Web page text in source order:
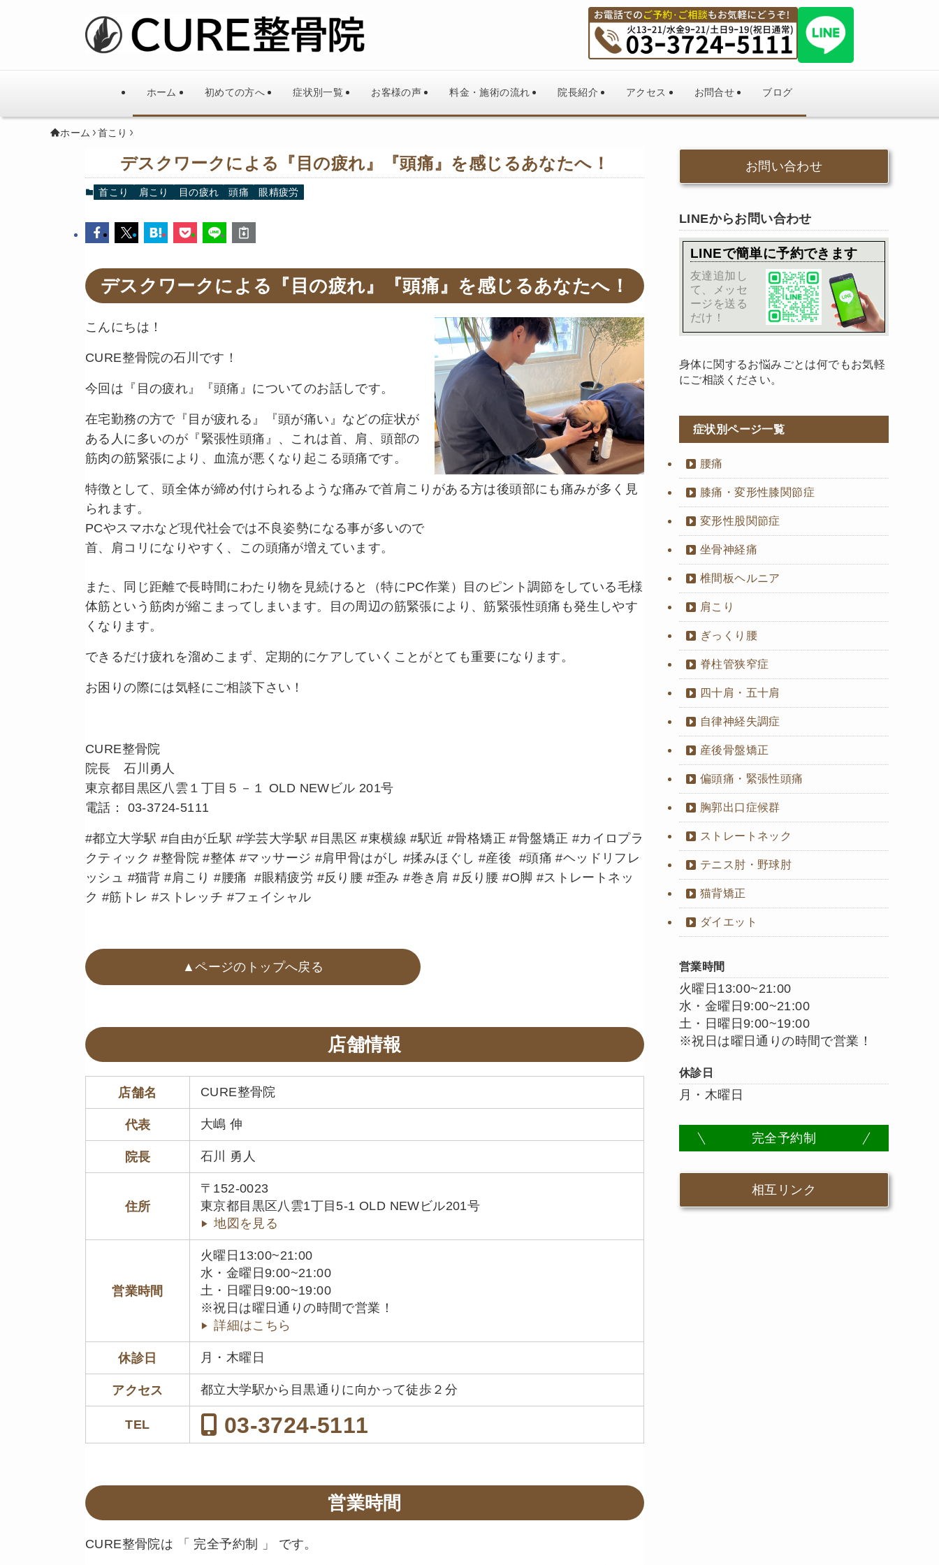
ホーム 初めての方へ 症状別一覧 お客様の声 料金・施術の流れ 院長紹介 アクセス お問合せ ブログ
ホーム 首こり
デスクワークによる『目の疲れ』『頭痛』を感じるあなたへ！
首こり 肩こり 目の疲れ 頭痛 眼精疲労
デスクワークによる『目の疲れ』『頭痛』を感じるあなたへ！
こんにちは！
CURE整骨院の石川です！
今回は『目の疲れ』『頭痛』についてのお話しです。
在宅勤務の方で『目が疲れる』『頭が痛い』などの症状が
ある人に多いのが『緊張性頭痛』、これは首、肩、頭部の
筋肉の筋緊張により、血流が悪くなり起こる頭痛です。
特徴として、頭全体が締め付けられるような痛みで首肩こりがある方は後頭部にも痛みが多く見
られます。
PCやスマホなど現代社会では不良姿勢になる事が多いので
首、肩コリになりやすく、この頭痛が増えています。
また、同じ距離で長時間にわたり物を見続けると（特にPC作業）
目のピント調節をしている毛様
体筋という筋肉が縮こまってしまいます。
目の周辺の筋緊張により、筋緊張性頭痛も発生しやす
くなります。
できるだけ疲れを溜めこまず、定期的にケアしていくことがとても重要になります。
お困りの際には気軽にご相談下さい！
CURE整骨院
院長 石川勇人
東京都目黒区八雲１丁目５－１ OLD NEWビル 201号
電話： 03-3724-5111
#都立大学駅 #自由が丘駅 #学芸大学駅 #目黒区 #東横線 #駅近 #骨格矯正 #骨盤矯正 #カイロプラ
クティック #整骨院 #整体 #マッサージ #肩甲骨はがし #揉みほぐし #産後 #頭痛 #ヘッドリフレ
ッシュ #猫背 #肩こり #腰痛 #眼精疲労 #反り腰 #歪み #巻き肩 #反り腰 #O脚 #ストレートネッ
ク #筋トレ #ストレッチ #フェイシャル
▲ページのトップへ戻る
店舗情報
店舗名 CURE整骨院
代表 大嶋 伸
院長 石川 勇人
住所
〒152-0023
東京都目黒区八雲1丁目5-1 OLD NEWビル201号
地図を見る
営業時間
火曜日13:00~21:00
水・金曜日9:00~21:00
土・日曜日9:00~19:00
※祝日は曜日通りの時間で営業！
詳細はこちら
休診日 月・木曜日
アクセス 都立大学駅から目黒通りに向かって徒歩２分
TEL 03-3724-5111
営業時間
CURE整骨院は 「 完全予約制 」 です。
お問い合わせ
LINEからお問い合わせ
LINEで簡単に予約できます
友達追加し
て、メッセ
ージを送る
だけ！
身体に関するお悩みごとは何でもお気軽
にご相談ください。
症状別ページ一覧
腰痛
膝痛・変形性膝関節症
変形性股関節症
坐骨神経痛
椎間板ヘルニア
肩こり
ぎっくり腰
脊柱管狭窄症
四十肩・五十肩
自律神経失調症
産後骨盤矯正
偏頭痛・緊張性頭痛
胸郭出口症候群
ストレートネック
テニス肘・野球肘
猫背矯正
ダイエット
営業時間
火曜日13:00~21:00
水・金曜日9:00~21:00
土・日曜日9:00~19:00
※祝日は曜日通りの時間で営業！
休診日
月・木曜日
完全予約制
相互リンク